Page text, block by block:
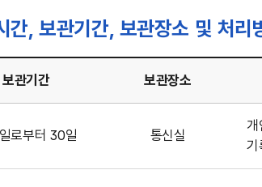
간, 보관기간, 보관장소 및 처리
보관기간 보관장소
로부터 30일 통신실
기